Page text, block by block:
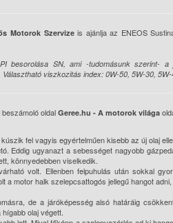
Motorok Szervizeis ajánlja az ENEOS
besorolása SN, ami -tudomásunk szerint-
viszkozitás index: 0W-50, 5W-30,
oldal Geree.hu - A motorok világa
fel vagyis egyértelműen kisebb az új olaj
Eddig ugyanazt a sebességet nagyobb
könnyedebben viselkedik.
volt. Ellenben felpuhulás után sokkal
a motor halk szelepcsattogós jellegű hangot
de a járóképesség alsó határáig
olaj végett.